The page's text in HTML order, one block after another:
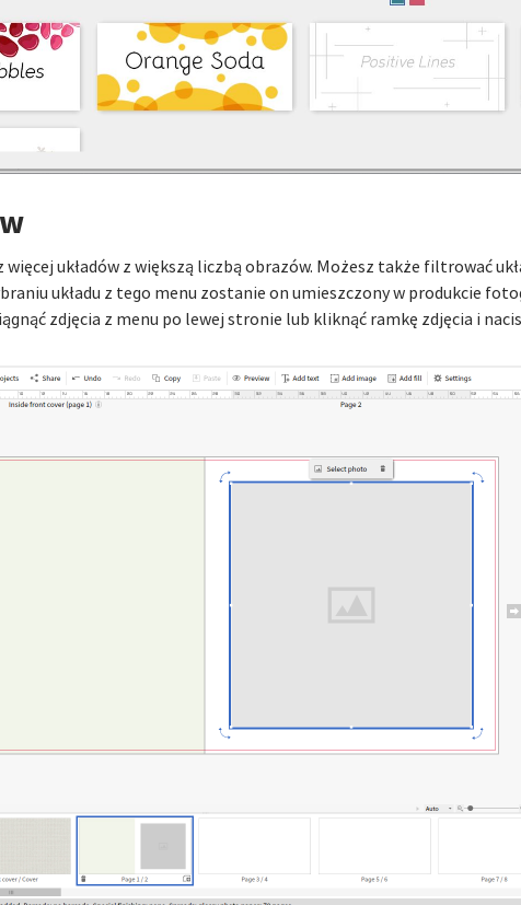
układów z większą liczbą obrazów. Możesz także filtrować
układu z tego menu zostanie on umieszczony w produkcie
zdjęcia z menu po lewej stronie lub kliknąć ramkę zdjęcia i